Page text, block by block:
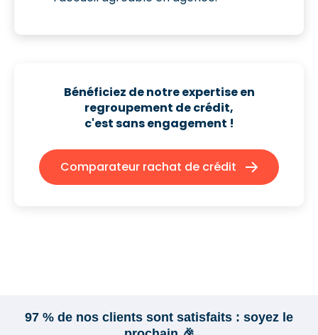
Bénéficiez de notre expertise en
regroupement de crédit,
c'est sans engagement !
Comparateur rachat de crédit